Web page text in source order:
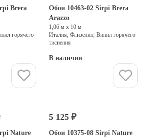
Brera
горячего
Обои 10463-02 Sirpi Brera
Arazzo
1,06 м х 10 м
Италия, Флизелин, Винил горячего
тиснения
В наличии
Nature
5 125 ₽
Обои 10375-08 Sirpi Nature